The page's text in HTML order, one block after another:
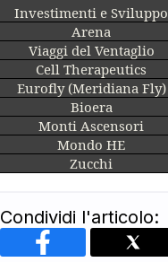
Investimenti e Sviluppo
Arena
Viaggi del Ventaglio
Cell Therapeutics
Eurofly (Meridiana Fly)
Bioera
Monti Ascensori
Mondo HE
Zucchi
Condividi l'articolo: